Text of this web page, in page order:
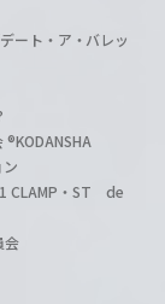
ート・ア・バレッ
CLAMP・ST de
会